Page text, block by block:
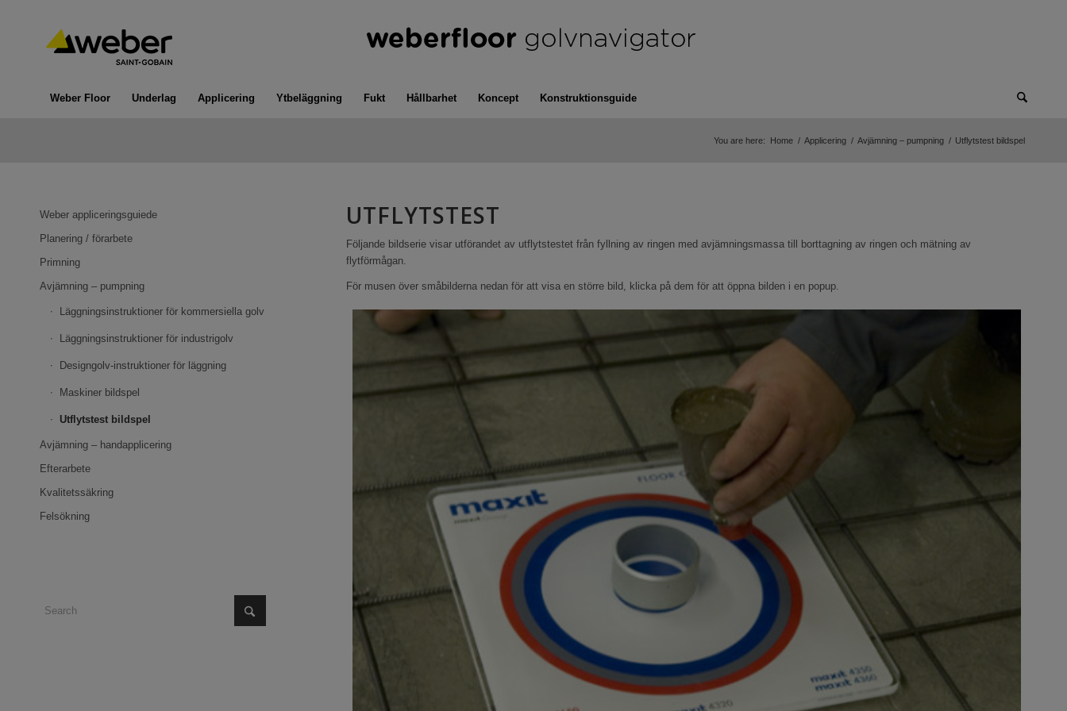
Weber Floor Underlag Applicering Ytbeläggning Fukt Hållbarhet Koncept Konstruktionsguide
You are here: Home / Applicering / Avjämning – pumpning / Utflytstest bildspel
UTFLYTSTEST
Följande bildserie visar utförandet av utflytstestet från fyllning av ringen med avjämningsmassa till borttagning av ringen och mätning av
flytförmågan.
För musen över småbilderna nedan för att visa en större bild, klicka på dem för att öppna bilden i en popup.
Weber appliceringsguiede
Planering / förarbete
Primning
Avjämning – pumpning
Läggningsinstruktioner för kommersiella golv
Läggningsinstruktioner för industrigolv
Designgolv-instruktioner för läggning
Maskiner bildspel
Utflytstest bildspel
Avjämning – handapplicering
Efterarbete
Kvalitetssäkring
Felsökning